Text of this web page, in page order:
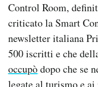
Control Room,
criticato la Smart
newsletter italiana
500 iscritti e che
occupòdopo che se